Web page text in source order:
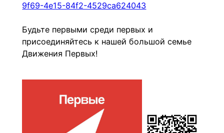
9f69-4e15-84f2-4529ca624043
Будьте первыми среди первых и
присоединяйтесь к нашей большой семье
Движения Первых!